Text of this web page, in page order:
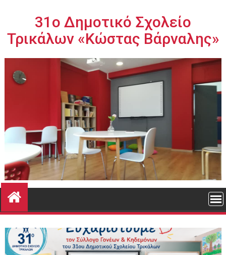
περιεχόμενο31ο Δημοτικό Σχολείο
Τρικάλων «Κώστας Βάρναλης»